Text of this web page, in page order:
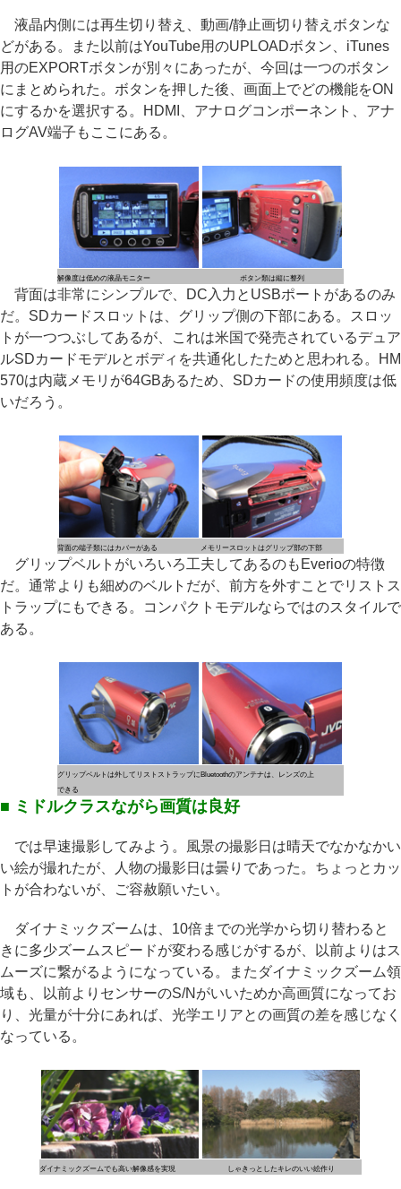
液晶内側には再生切り替え、動画/静止画切り替えボタンな
どがある。また以前はYouTube用のUPLOADボタン、iTunes
用のEXPORTボタンが別々にあったが、今回は一つのボタン
にまとめられた。ボタンを押した後、画面上でどの機能をON
にするかを選択する。HDMI、アナログコンポーネント、アナ
ログAV端子もここにある。
解像度は低めの液晶モニター ボタン類は縦に整列
背面は非常にシンプルで、DC入力とUSBポートがあるのみ
だ。SDカードスロットは、グリップ側の下部にある。スロッ
トが一つつぶしてあるが、これは米国で発売されているデュア
ルSDカードモデルとボディを共通化したためと思われる。HM
570は内蔵メモリが64GBあるため、SDカードの使用頻度は低
いだろう。
背面の端子類にはカバーがある メモリースロットはグリップ部の下部
グリップベルトがいろいろ工夫してあるのもEverioの特徴
だ。通常よりも細めのベルトだが、前方を外すことでリストス
トラップにもできる。コンパクトモデルならではのスタイルで
ある。
グリップベルトは外してリストストラップに
できる
Bluetoothのアンテナは、レンズの上
■ ミドルクラスながら画質は良好
では早速撮影してみよう。風景の撮影日は晴天でなかなかい
い絵が撮れたが、人物の撮影日は曇りであった。ちょっとカッ
トが合わないが、ご容赦願いたい。
ダイナミックズームは、10倍までの光学から切り替わると
きに多少ズームスピードが変わる感じがするが、以前よりはス
ムーズに繋がるようになっている。またダイナミックズーム領
域も、以前よりセンサーのS/Nがいいためか高画質になってお
り、光量が十分にあれば、光学エリアとの画質の差を感じなく
なっている。
ダイナミックズームでも高い解像感を実現 しゃきっとしたキレのいい絵作り